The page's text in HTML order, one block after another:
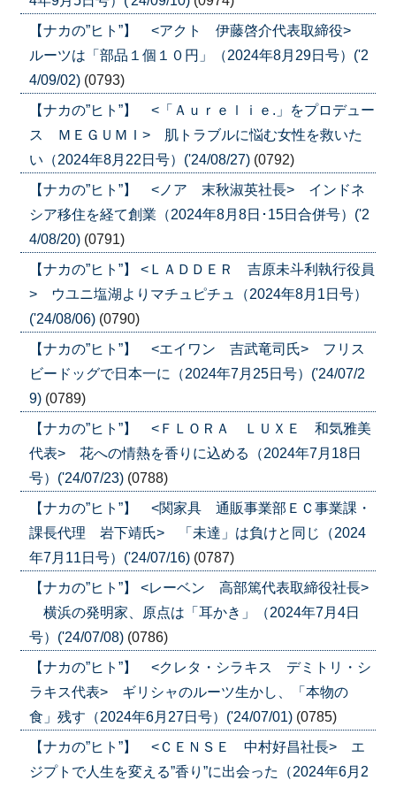
【ナカの”ヒト”】 <アクト 伊藤啓介代表取締役>
ルーツは「部品１個１０円」（2024年8月29日号）('2
4/09/02) (0793)
【ナカの”ヒト”】 <「Ａｕｒｅｌｉｅ.」をプロデュー
ス ＭＥＧＵＭＩ> 肌トラブルに悩む女性を救いた
い（2024年8月22日号）('24/08/27) (0792)
【ナカの”ヒト”】 <ノア 末秋淑英社長> インドネ
シア移住を経て創業（2024年8月8日･15日合併号）('2
4/08/20) (0791)
【ナカの”ヒト”】 <ＬＡＤＤＥＲ 吉原未斗利執行役員
> ウユニ塩湖よりマチュピチュ（2024年8月1日号）
('24/08/06) (0790)
【ナカの”ヒト”】 <エイワン 吉武竜司氏> フリス
ビードッグで日本一に（2024年7月25日号）('24/07/2
9) (0789)
【ナカの”ヒト”】 <ＦＬＯＲＡ ＬＵＸＥ 和気雅美
代表> 花への情熱を香りに込める（2024年7月18日
号）('24/07/23) (0788)
【ナカの”ヒト”】 <関家具 通販事業部ＥＣ事業課・
課長代理 岩下靖氏> 「未達」は負けと同じ（2024
年7月11日号）('24/07/16) (0787)
【ナカの”ヒト”】 <レーベン 高部篤代表取締役社長>
横浜の発明家、原点は「耳かき」（2024年7月4日
号）('24/07/08) (0786)
【ナカの”ヒト”】 <クレタ・シラキス デミトリ・シ
ラキス代表> ギリシャのルーツ生かし、「本物の
食」残す（2024年6月27日号）('24/07/01) (0785)
【ナカの”ヒト”】 <ＣＥＮＳＥ 中村好昌社長> エ
ジプトで人生を変える”香り”に出会った（2024年6月2